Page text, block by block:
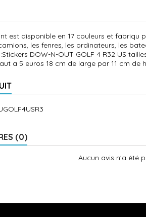
est disponible en 17 couleurs et
les fenres, les ordinateurs, les
DOW-N-OUT GOLF 4 R32 US
a 5 euros 18 cm de large par 11 cm de
(0)
Aucun avis n'a été